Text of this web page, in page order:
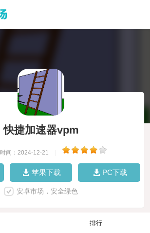
快捷加速器vpm
时间：2024-12-21
苹果下载 PC下载
安卓市场，安全绿色
排行